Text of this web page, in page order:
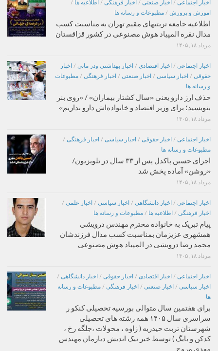
اخبار اجتماعی / اخبار صنعتی / اخبار فرهنگی / اطلاعیه ها /
اموزش و پرورش / مطبوعات و رسانه ها
اطلاعیه جامعه تربتیهای مقیم تهران به مناسبت کسب
مدال نقره المپیاد هوش مصنوعی در کشور قزاقستان
مرداد ۱۸, ۱۴۰۵
اخبار اجتماعی / اخبار اقتصادی / اخبار بهداشتی ودر مانی / اخبار
حقوقی / اخبار سیاسی / اخبار صنعتی / اخبار فرهنگی / مطبوعات
و رسانه ها
حذف ارز دارو یعنی «سال کشتار بیماران» / «روی بنر
بنویسید؛ برای وزیر اقتصاد و خانواده‌اش دارو نداریم»
مرداد ۱۸, ۱۴۰۵
اخبار اجتماعی / اخبار حقوقی / اخبار سیاسی / اخبار فرهنگی /
مطبوعات و رسانه ها
اجرای حسین پاکدل پس از ۳۳ سال در تلویزیون/
«روشن» آماده پخش شد
مرداد ۱۸, ۱۴۰۵
اخبار اجتماعی / اخبار دانشگاهی / اخبار سیاسی / اخبار علمی /
اخبار فرهنگی / اطلاعیه ها / مطبوعات و رسانه ها
پیام تبریک به خانواده محترم مهندس درویشی
همشهری عزیزمان بمناسبت کسب مدال فرزندشان
محمد رضا درویشی در المپیاد هوش مصنوعی
مرداد ۱۸, ۱۴۰۵
اخبار اجتماعی / اخبار اقتصادی / اخبار حقوقی / اخبار دانشگاهی /
اخبار سیاسی / اخبار صنعتی / اخبار فرهنگی / مطبوعات و رسانه
ها
برای هفتمین سال متوالی بورسیه تحصیلی کنکو ر
سراسری سال ۱۴۰۵ همه رشته های تحصیلی
شهرستان تربت حیدریه ( زاوه ، محولات ،جلگه رخ ،
کدکن و بایگ ) توسط خیر نیک اندیش دیارمان مهندس
مهدی مروج